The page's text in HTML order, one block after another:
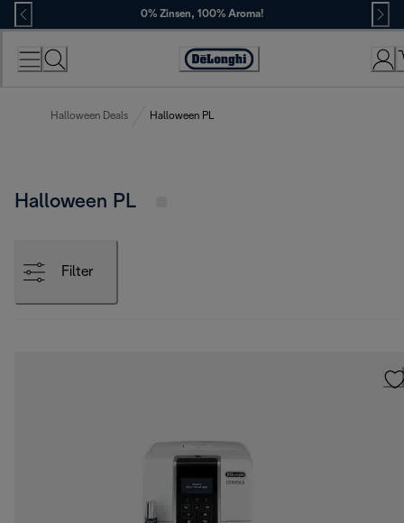
Skip
to
Content
0% Zinsen, 100% Aroma!
Erklärung
Zugänglichkeit
Halloween Deals Halloween PL
Halloween PL
Filter